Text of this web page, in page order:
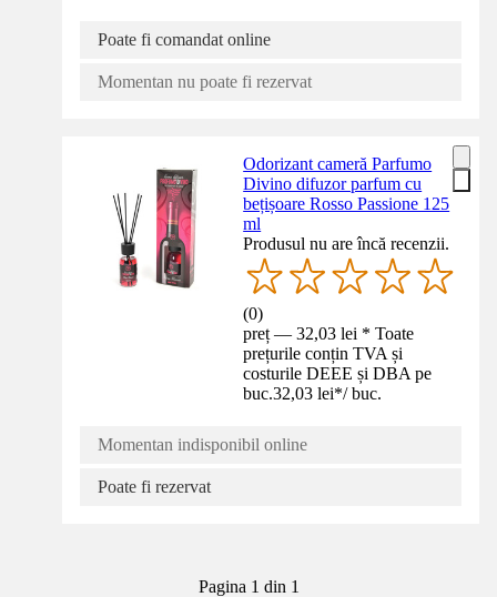
Poate fi comandat online
Momentan nu poate fi rezervat
Odorizant cameră Parfumo
Divino difuzor parfum cu
bețișoare Rosso Passione 125
ml
Produsul nu are încă recenzii.
(0)
preț — 32,03 lei * Toate
prețurile conțin TVA și
costurile DEEE și DBA pe
buc.32,03 lei*/ buc.
Momentan indisponibil online
Poate fi rezervat
Pagina 1 din 1